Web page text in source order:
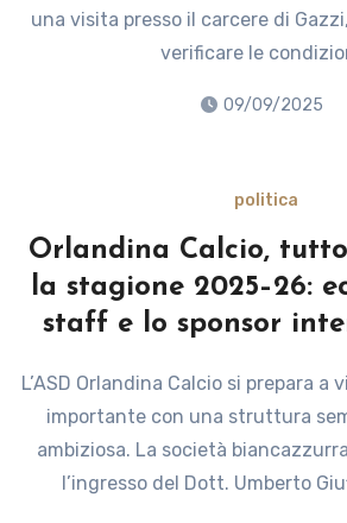
una visita presso il carcere di
verificare le
09/09/2025
politica
Orlandina Calcio,
la stagione 2025–26:
staff e lo sponsor
L’ASD Orlandina Calcio si prepara a vivere una stagione
importante con una struttura
ambiziosa. La società
l’ingresso del Dott. Umberto